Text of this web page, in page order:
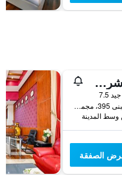
باليت لاكشري مارينا فيو، المعروف سابقًا باسم فندق هابي دايز
جيد 7.5
ص ب 2484، مبنى 395، مجمع 319، شارع 1912, المنامة, البحرين
الصفقة